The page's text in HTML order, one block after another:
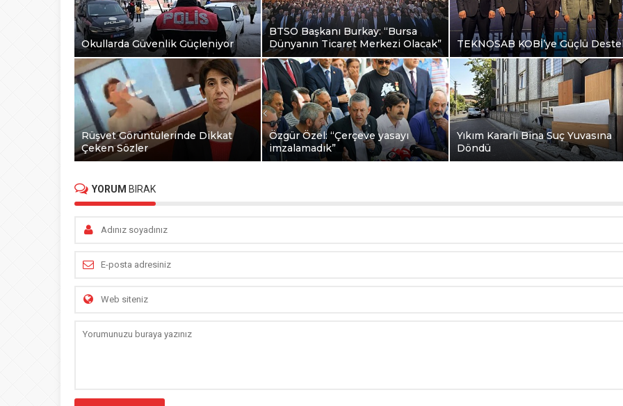
Okullarda Güvenlik Güçleniyor
BTSO Başkanı Burkay: “Bursa
Dünyanın Ticaret Merkezi Olacak”
TEKNOSAB KOBİ’ye Güçlü
Rüşvet Görüntülerinde Dikkat
Çeken Sözler
Özgür Özel: “Çerçeve yasayı
imzalamadık”
Yıkım Kararlı Bina Suç Yuvasına
Döndü
YORUM BIRAK